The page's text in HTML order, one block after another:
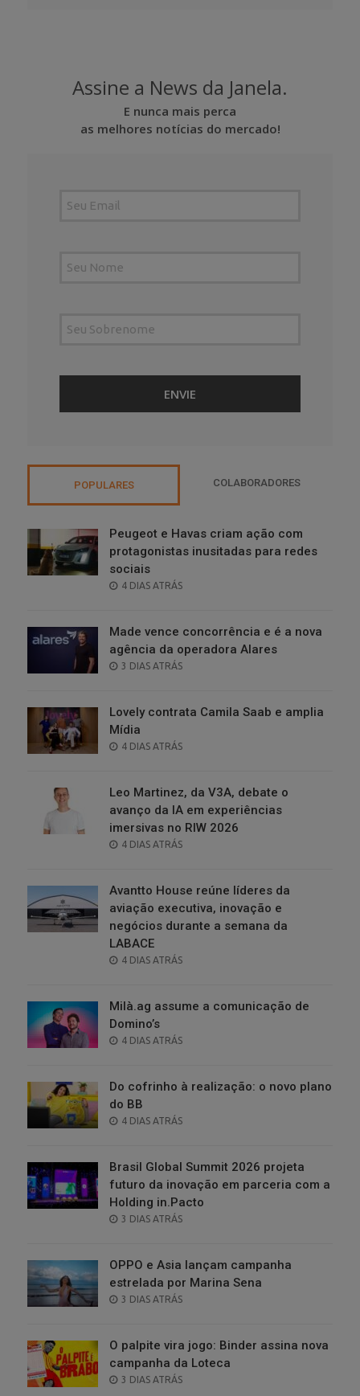
Assine a News da Janela.
E nunca mais perca
as melhores notícias do mercado!
POPULARES COLABORADORES
Peugeot e Havas criam ação com
protagonistas inusitadas para redes
sociais
POSTED
4 DIAS ATRÁS
Made vence concorrência e é a nova
agência da operadora Alares
POSTED
3 DIAS ATRÁS
Lovely contrata Camila Saab e amplia
Mídia
POSTED
4 DIAS ATRÁS
Leo Martinez, da V3A, debate o
avanço da IA em experiências
imersivas no RIW 2026
POSTED
4 DIAS ATRÁS
Avantto House reúne líderes da
aviação executiva, inovação e
negócios durante a semana da
LABACE
POSTED
4 DIAS ATRÁS
Milà.ag assume a comunicação de
Domino’s
POSTED
4 DIAS ATRÁS
Do cofrinho à realização: o novo plano
do BB
POSTED
4 DIAS ATRÁS
Brasil Global Summit 2026 projeta
futuro da inovação em parceria com a
Holding in.Pacto
POSTED
3 DIAS ATRÁS
OPPO e Asia lançam campanha
estrelada por Marina Sena
POSTED
3 DIAS ATRÁS
O palpite vira jogo: Binder assina nova
campanha da Loteca
POSTED
3 DIAS ATRÁS